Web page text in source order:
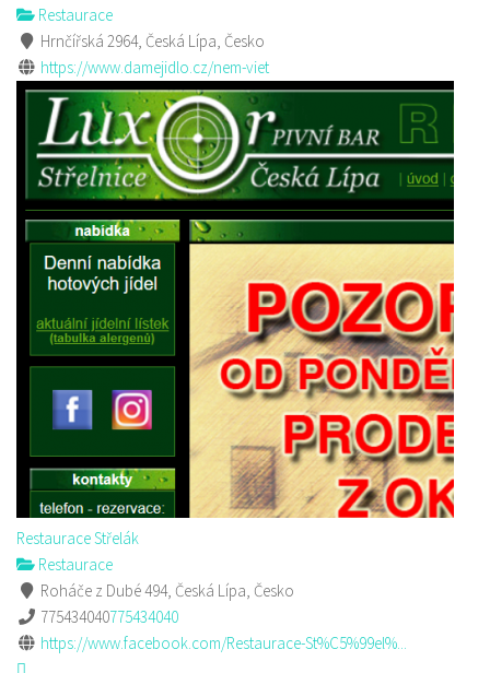
Restaurace
Hrnčířská 2964, Česká Lípa, Česko
https://www.damejidlo.cz/nem-viet
Restaurace Střelák
Restaurace
Roháče z Dubé 494, Česká Lípa, Česko
775434040775434040
https://www.facebook.com/Restaurace-St%C5%99el%...